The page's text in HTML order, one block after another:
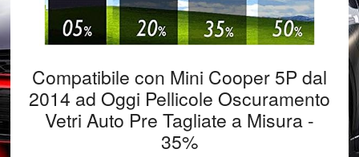
Compatibile con Mini Cooper 5P dal
2014 ad Oggi Pellicole Oscuramento
Vetri Auto Pre Tagliate a Misura -
35%